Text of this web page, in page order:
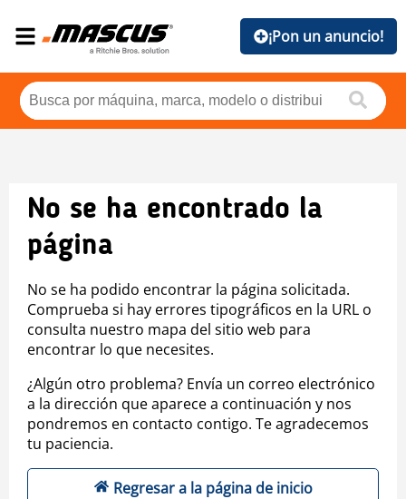
¡Pon un anuncio!
No se ha encontrado la
página
No se ha podido encontrar la página solicitada.
Comprueba si hay errores tipográficos en la URL o
consulta nuestro mapa del sitio web para
encontrar lo que necesites.
¿Algún otro problema? Envía un correo electrónico
a la dirección que aparece a continuación y nos
pondremos en contacto contigo. Te agradecemos
tu paciencia.
Regresar a la página de inicio